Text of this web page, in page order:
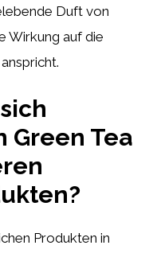
Duft von
Wirkung auf die
Green Tea
Produkten in